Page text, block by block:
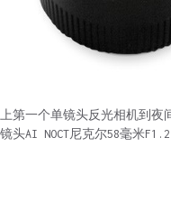
第一个单镜头反光相机到夜
头AI NOCT尼克尔58毫米F1.2